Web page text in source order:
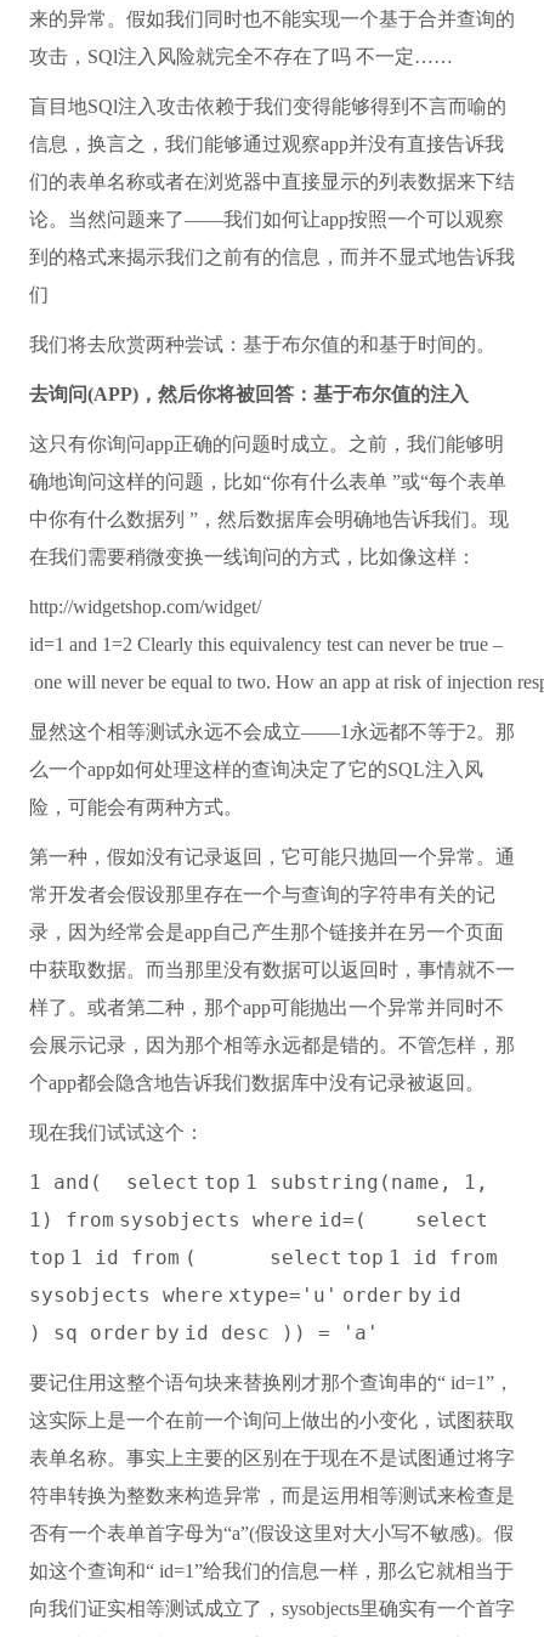
来的异常。假如我们同时也不能实现一个基于合并查询的
攻击，SQl注入风险就完全不存在了吗 不一定……
盲目地SQl注入攻击依赖于我们变得能够得到不言而喻的
信息，换言之，我们能够通过观察app并没有直接告诉我
们的表单名称或者在浏览器中直接显示的列表数据来下结
论。当然问题来了——我们如何让app按照一个可以观察
到的格式来揭示我们之前有的信息，而并不显式地告诉我
们
我们将去欣赏两种尝试：基于布尔值的和基于时间的。
去询问(APP)，然后你将被回答：基于布尔值的注入
这只有你询问app正确的问题时成立。之前，我们能够明
确地询问这样的问题，比如“你有什么表单 ”或“每个表单
中你有什么数据列 ”，然后数据库会明确地告诉我们。现
在我们需要稍微变换一线询问的方式，比如像这样：
http://widgetshop.com/widget/
id=1 and 1=2 Clearly this equivalency test can never be true–
one will never be equal totwo. How an app atrisk ofinjection
显然这个相等测试永远不会成立——1永远都不等于2。那
么一个app如何处理这样的查询决定了它的SQL注入风
险，可能会有两种方式。
第一种，假如没有记录返回，它可能只抛回一个异常。通
常开发者会假设那里存在一个与查询的字符串有关的记
录，因为经常会是app自己产生那个链接并在另一个页面
中获取数据。而当那里没有数据可以返回时，事情就不一
样了。或者第二种，那个app可能抛出一个异常并同时不
会展示记录，因为那个相等永远都是错的。不管怎样，那
个app都会隐含地告诉我们数据库中没有记录被返回。
现在我们试试这个：
1 and ( select top 1 substring ( name , 1,
1) from sysobjects where id=(
select
top 1 id from ( select top 1 id from
sysobjects where xtype= 'u' order by id
) sq order by id desc ) ) = 'a'
要记住用这整个语句块来替换刚才那个查询串的“ id=1”，
这实际上是一个在前一个询问上做出的小变化，试图获取
表单名称。事实上主要的区别在于现在不是试图通过将字
符串转换为整数来构造异常，而是运用相等测试来检查是
否有一个表单首字母为“a”(假设这里对大小写不敏感)。假
如这个查询和“ id=1”给我们的信息一样，那么它就相当于
向我们证实相等测试成立了，sysobjects里确实有一个首字